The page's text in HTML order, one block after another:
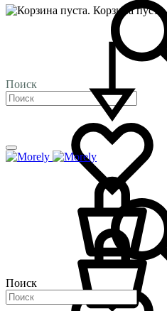
Поиск
Корзина пуста.
Поиск